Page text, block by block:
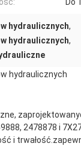
Do
hydraulicznych,
hydraulicznych,
hydraulicznych
2478878 i
i